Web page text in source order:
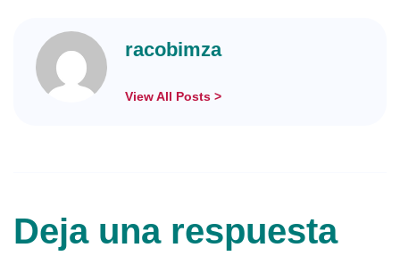
racobimza
View All Posts >
Deja una respuesta